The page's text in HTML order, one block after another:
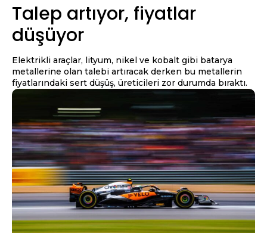
Talep artıyor, fiyatlar
düşüyor
Elektrikli araçlar, lityum, nikel ve kobalt gibi batarya
metallerine olan talebi artıracak derken bu metallerin
fiyatlarındaki sert düşüş, üreticileri zor durumda bıraktı.